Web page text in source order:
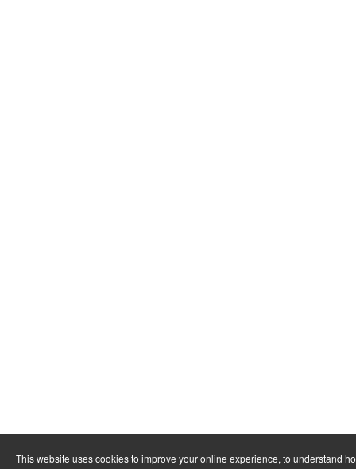
This website uses cookies to improve your online experience, to understand